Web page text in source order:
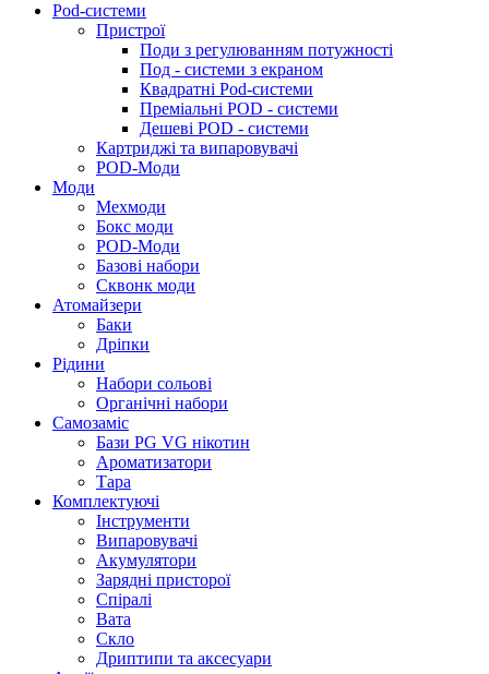
Pod-системи
Пристрої
Поди з регулюванням потужності
Под - системи з екраном
Квадратні Pod-системи
Преміальні POD - системи
Дешеві POD - системи
Картриджі та випаровувачі
POD-Моди
Моди
Мехмоди
Бокс моди
POD-Моди
Базові набори
Сквонк моди
Атомайзери
Баки
Дріпки
Рідини
Набори сольові
Органічні набори
Самозаміс
Бази PG VG нікотин
Ароматизатори
Тара
Комплектуючі
Інструменти
Випаровувачі
Акумулятори
Зарядні присторої
Спіралі
Вата
Скло
Дриптипи та аксесуари